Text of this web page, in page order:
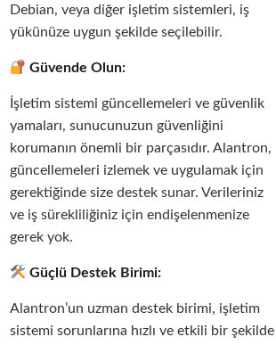
Debian, veya diğer işletim sistemleri, iş
yükünüze uygun şekilde seçilebilir.
Güvende Olun:
İşletim sistemi güncellemeleri ve güvenlik
yamaları, sunucunuzun güvenliğini
korumanın önemli bir parçasıdır. Alantron,
güncellemeleri izlemek ve uygulamak için
gerektiğinde size destek sunar. Verileriniz
ve iş sürekliliğiniz için endişelenmenize
gerek yok.
Güçlü Destek Birimi:
Alantron’un uzman destek birimi, işletim
sistemi sorunlarına hızlı ve etkili bir şekilde